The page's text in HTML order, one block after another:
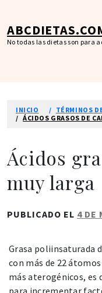
contenido
No todas las dietas son para
INICIO
TÉRMINOS
ÁCIDOS GRASOS DE
Ácidos
muy larga
PUBLICADO EL 4 DE
Grasa poliinsaturada
con más de 22
más aterogénicos, es